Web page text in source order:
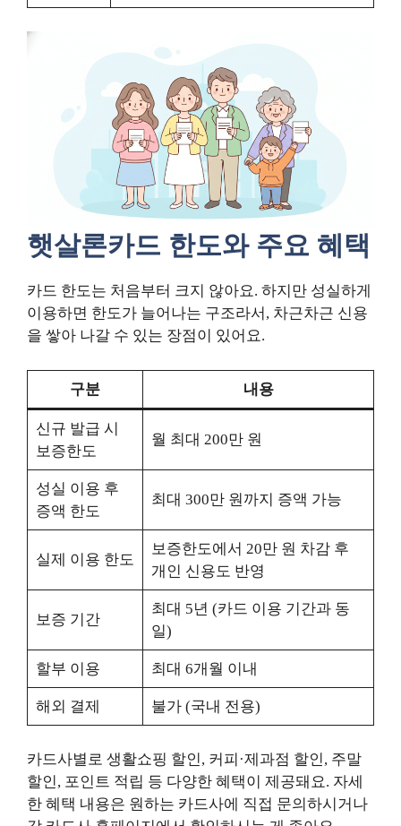
햇살론카드 한도와 주요 혜택
카드 한도는 처음부터 크지 않아요. 하지만 성실하게
이용하면 한도가 늘어나는 구조라서, 차근차근 신용
을 쌓아 나갈 수 있는 장점이 있어요.
구분 내용
신규 발급 시
보증한도
월 최대 200만 원
성실 이용 후
증액 한도
최대 300만 원까지 증액 가능
실제 이용 한도
보증한도에서 20만 원 차감 후
개인 신용도 반영
보증 기간
최대 5년 (카드 이용 기간과 동
일)
할부 이용 최대 6개월 이내
해외 결제 불가 (국내 전용)
카드사별로 생활쇼핑 할인, 커피·제과점 할인, 주말
할인, 포인트 적립 등 다양한 혜택이 제공돼요. 자세
한 혜택 내용은 원하는 카드사에 직접 문의하시거나